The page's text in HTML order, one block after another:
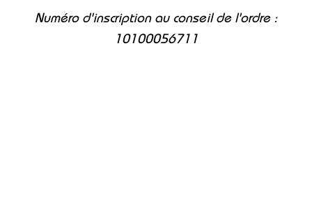
Numéro d'inscription au conseil de l'ordre :
10100056711